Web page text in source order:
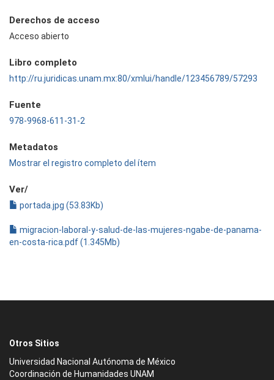
Derechos de acceso
Acceso abierto
Libro completo
http://ru.juridicas.unam.mx:80/xmlui/handle/123456789/57293
Fuente
978-9968-611-31-2
Metadatos
Mostrar el registro completo del ítem
Ver/
portada.jpg (53.83Kb)
migracion-laboral-y-salud-de-las-mujeres-ngabe-de-panama-
en-costa-rica.pdf (1.345Mb)
Otros Sitios
Universidad Nacional Autónoma de México
Coordinación de Humanidades UNAM